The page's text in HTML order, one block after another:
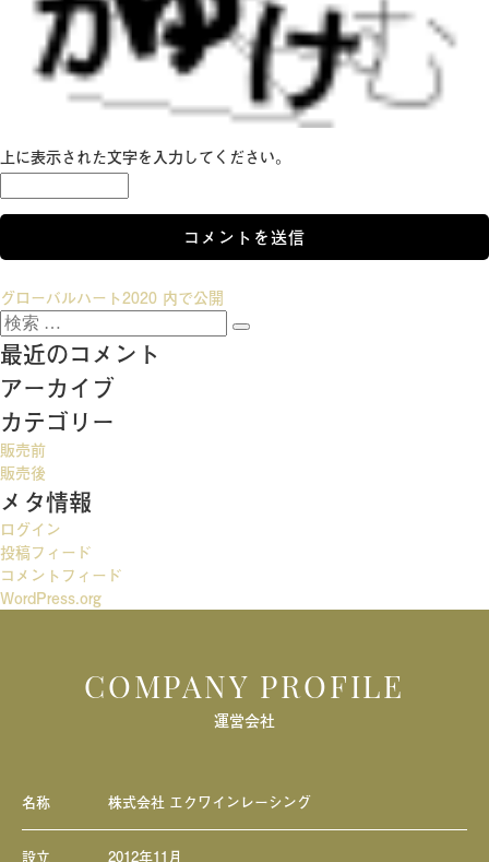
上に表示された文字を入力してください。
投
稿
ナ
ビ
ゲ
ー
シ
ョ
ン
グローバルハート2020 内で公開
検
索:
検
最近のコメント
アーカイブ
カテゴリー
販売前
販売後
メタ情報
ログイン
投稿フィード
コメントフィード
WordPress.org
COMPANY PROFILE
運営会社
名称 株式会社 エクワインレーシング
設立 2012年11月